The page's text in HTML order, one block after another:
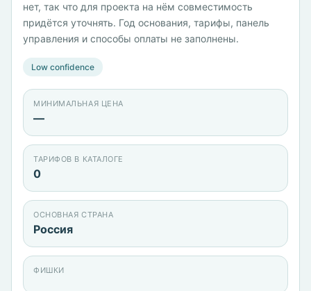
нет, так что для проекта на нём совместимость
придётся уточнять. Год основания, тарифы, панель
управления и способы оплаты не заполнены.
Low confidence
МИНИМАЛЬНАЯ ЦЕНА
—
ТАРИФОВ В КАТАЛОГЕ
0
ОСНОВНАЯ СТРАНА
Россия
ФИШКИ